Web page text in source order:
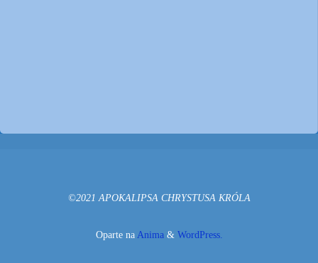
©2021 APOKALIPSA CHRYSTUSA KRÓLA
Oparte naAnima & WordPress.